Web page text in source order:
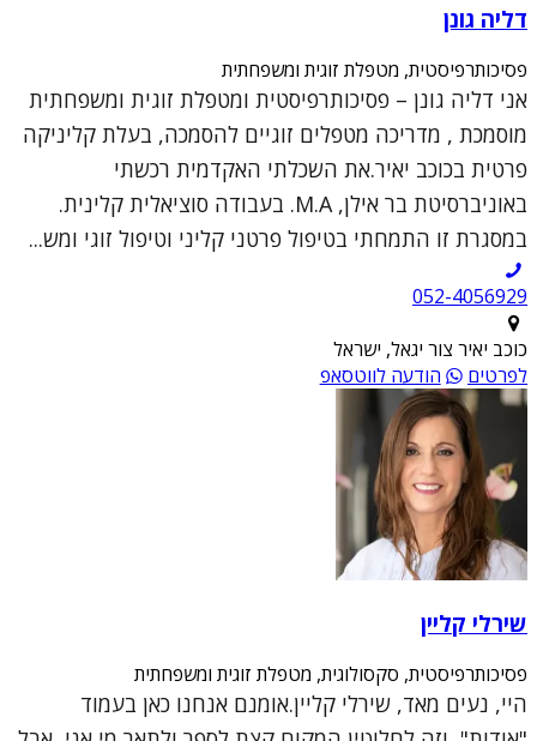
דליה גונן
פסיכותרפיסטית, מטפלת זוגית ומשפחתית
אני דליה גונן – פסיכותרפיסטית ומטפלת זוגית ומשפחתית
מוסמכת , מדריכה מטפלים זוגיים להסמכה, בעלת קליניקה
פרטית בכוכב יאיר.את השכלתי האקדמית רכשתי
באוניברסיטת בר אילן, M.A. בעבודה סוציאלית קלינית.
במסגרת זו התמחתי בטיפול פרטני קליני וטיפול זוגי ומש...
052-4056929
כוכב יאיר צור יגאל, ישראל
לפרטים
הודעה לווטסאפ
שירלי קליין
פסיכותרפיסטית, סקסולוגית, מטפלת זוגית ומשפחתית
היי, נעים מאד, שירלי קליין.אומנם אנחנו כאן בעמוד